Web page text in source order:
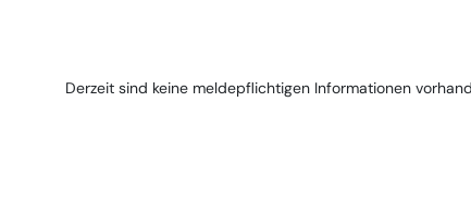
Derzeit sind keine meldepflichtigen Informationen